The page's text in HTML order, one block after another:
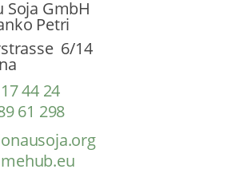
Soja GmbH
Petri
6/14
44 24
61 298